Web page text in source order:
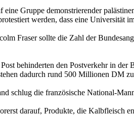
eine Gruppe demonstrierender
werden, dass eine Universität
Fraser sollte die Zahl der
behinderten den Postverkehr in
dadurch rund 500 Millionen DM
schlug die französische National-
darauf, Produkte, die Kalbfleisch